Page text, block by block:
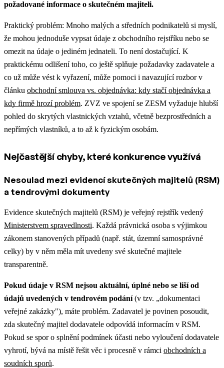
požadované informace o skutečném majiteli.
Praktický problém: Mnoho malých a středních podnikatelů si myslí,
že mohou jednoduše vypsat údaje z obchodního rejstříku nebo se
omezit na údaje o jediném jednateli. To není dostačující. K
praktickému odlišení toho, co ještě splňuje požadavky zadavatele a
co už může vést k vyřazení, může pomoci i navazující rozbor v
článku obchodní smlouva vs. objednávka: kdy stačí objednávka a
kdy firmě hrozí problém. ZVZ ve spojení se ZESM vyžaduje hlubší
pohled do skrytých vlastnických vztahů, včetně bezprostředních a
nepřímých vlastníků, a to až k fyzickým osobám.
Nejčastější chyby, které konkurence využívá
Nesoulad mezi evidencí skutečných majitelů (RSM)
a tendrovými dokumenty
Evidence skutečných majitelů (RSM) je veřejný rejstřík vedený
Ministerstvem spravedlnosti. Každá právnická osoba s výjimkou
zákonem stanovených případů (např. stát, územní samosprávné
celky) by v něm měla mít uvedeny své skutečné majitele
transparentně.
Pokud údaje v RSM nejsou aktuální, úplné nebo se liší od
údajů uvedených v tendrovém podání(v tzv. „dokumentaci
veřejné zakázky"), máte problém. Zadavatel je povinen posoudit,
zda skutečný majitel dodavatele odpovídá informacím v RSM.
Pokud se spor o splnění podmínek účasti nebo vyloučení dodavatele
vyhrotí, bývá na místě řešit věc i procesně v rámci obchodních a
soudních sporů.